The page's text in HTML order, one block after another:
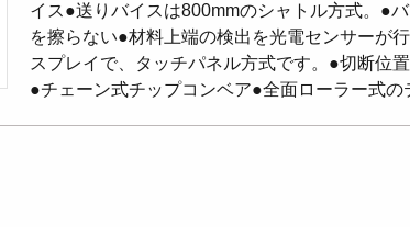
イス●送りバイスは800mmのシャトル方式。●
を擦らない●材料上端の検出を光電センサーが
スプレイで、タッチパネル方式です。●切断位
●チェーン式チップコンベア●全面ローラー式の